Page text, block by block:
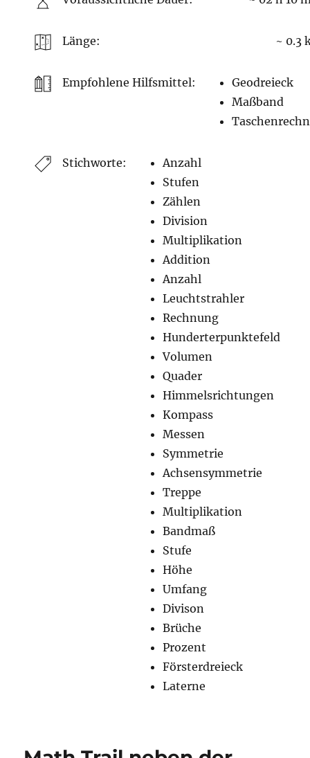
Länge: ~ 0.3
Empfohlene Hilfsmittel:
Geodreieck
Maßband
Stichworte:
Anzahl
Stufen
Zählen
Division
Multiplikation
Addition
Anzahl
Leuchtstrahler
Rechnung
Hunderterpunktefeld
Volumen
Quader
Himmelsrichtungen
Kompass
Messen
Symmetrie
Achsensymmetrie
Treppe
Multiplikation
Bandmaß
Stufe
Höhe
Umfang
Divison
Brüche
Prozent
Försterdreieck
Laterne